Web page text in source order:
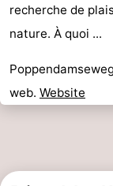
recherche de
nature. À quoi ...
web. Website